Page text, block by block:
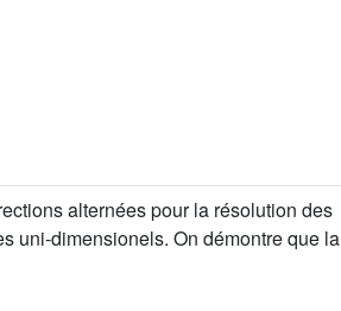
alternées pour la résolution des
uni-dimensionels. On démontre que la